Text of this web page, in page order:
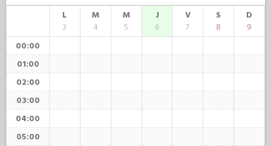
L
3
M
4
M
5
J
6
V
7
S
8
D
9
00:00
01:00
02:00
03:00
04:00
05:00